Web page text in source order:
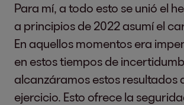
Para mí, a todo esto se unió el
a principios de 2022 asumí el
En aquellos momentos era
en estos tiempos de
alcanzáramos estos resultados
ejercicio. Esto ofrece la